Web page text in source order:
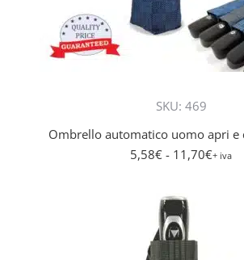
SKU: 469
Ombrello automatico uomo apri e
5,58€ - 11,70€+ iva